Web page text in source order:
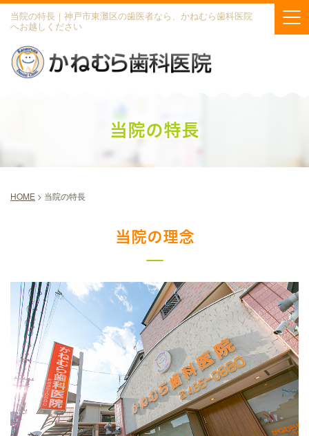
当院の特長｜神戸市東灘区の歯医者なら、かねむら歯科医院
へお越しください
当院の特長
HOME > 当院の特長
当院の理念